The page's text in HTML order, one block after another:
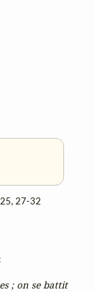
27-32
; on se battit